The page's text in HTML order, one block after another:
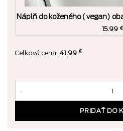
Náplň do koženého (vegan)
15.99 €
Celková cena: 41.99 €
množstvo Uspi svoje myšlienky
PRIDAŤ DO